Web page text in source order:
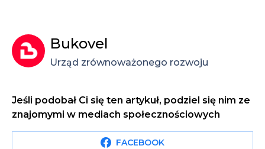
Bukovel
Urząd zrównoważonego rozwoju
Jeśli podobał Ci się ten artykuł, podziel się nim ze
znajomymi w mediach społecznościowych
FACEBOOK